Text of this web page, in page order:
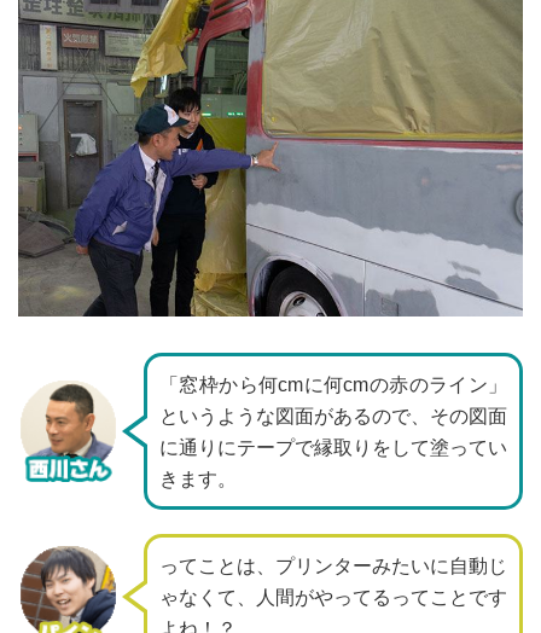
「窓枠から何cmに何cmの赤のライン」
というような図面があるので、その図面
に通りにテープで縁取りをして塗ってい
きます。
ってことは、プリンターみたいに自動じ
ゃなくて、人間がやってるってことです
よね！？